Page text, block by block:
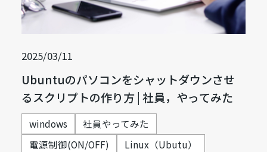
2025/03/11
Ubuntuのパソコンをシャットダウンさせ
るスクリプトの作り方 | 社員，やってみた
windows
社員やってみた
電源制御(ON/OFF)
Linux（Ubutu）